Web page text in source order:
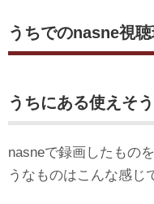
うちでのnasne視
うちにある使えそ
nasneで録画したもの
うなものはこんな感じ